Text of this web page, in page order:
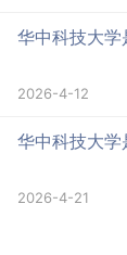
华中科技大学
2026-4-12
华中科技大学
2026-4-21